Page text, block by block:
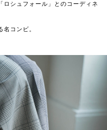
ロシュフォール」とのコーディネ
コンビ。